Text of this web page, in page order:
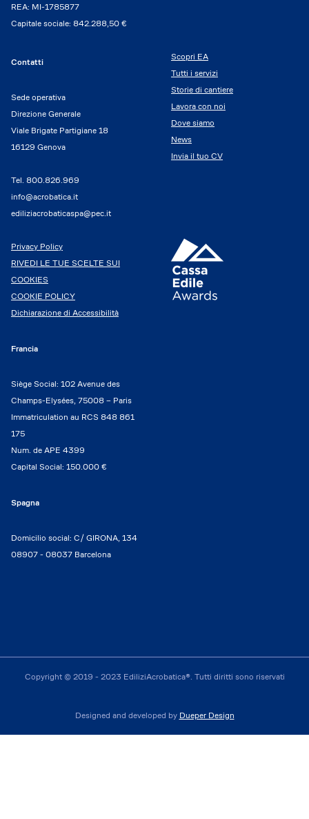
REA: MI-1785877
Capitale sociale: 842.288,50 €
Contatti
Sede operativa
Direzione Generale
Viale Brigate Partigiane 18
16129 Genova
Tel. 800.826.969
info@acrobatica.it
ediliziacrobaticaspa@pec.it
Scopri EA
Tutti i servizi
Storie di cantiere
Lavora con noi
Dove siamo
News
Invia il tuo CV
Privacy Policy
RIVEDI LE TUE SCELTE SUI
COOKIES
COOKIE POLICY
Dichiarazione di Accessibilità
Francia
Siège Social: 102 Avenue des
Champs-Elysées, 75008 – Paris
Immatriculation au RCS 848 861
175
Num. de APE 4399
Capital Social: 150.000 €
Spagna
Domicilio social: C/ GIRONA, 134
08907 - 08037 Barcelona
Copyright © 2019 - 2023 EdiliziAcrobatica®. Tutti diritti sono riservati
Designed and developed by Dueper Design